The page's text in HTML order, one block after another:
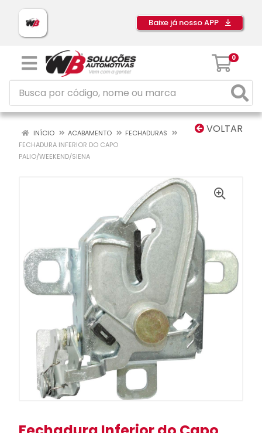
Baixe já nosso APP
0
VOLTAR
INÍCIO ACABAMENTO
FECHADURAS
FECHADURA INFERIOR DO CAPO
PALIO/WEEKEND/SIENA